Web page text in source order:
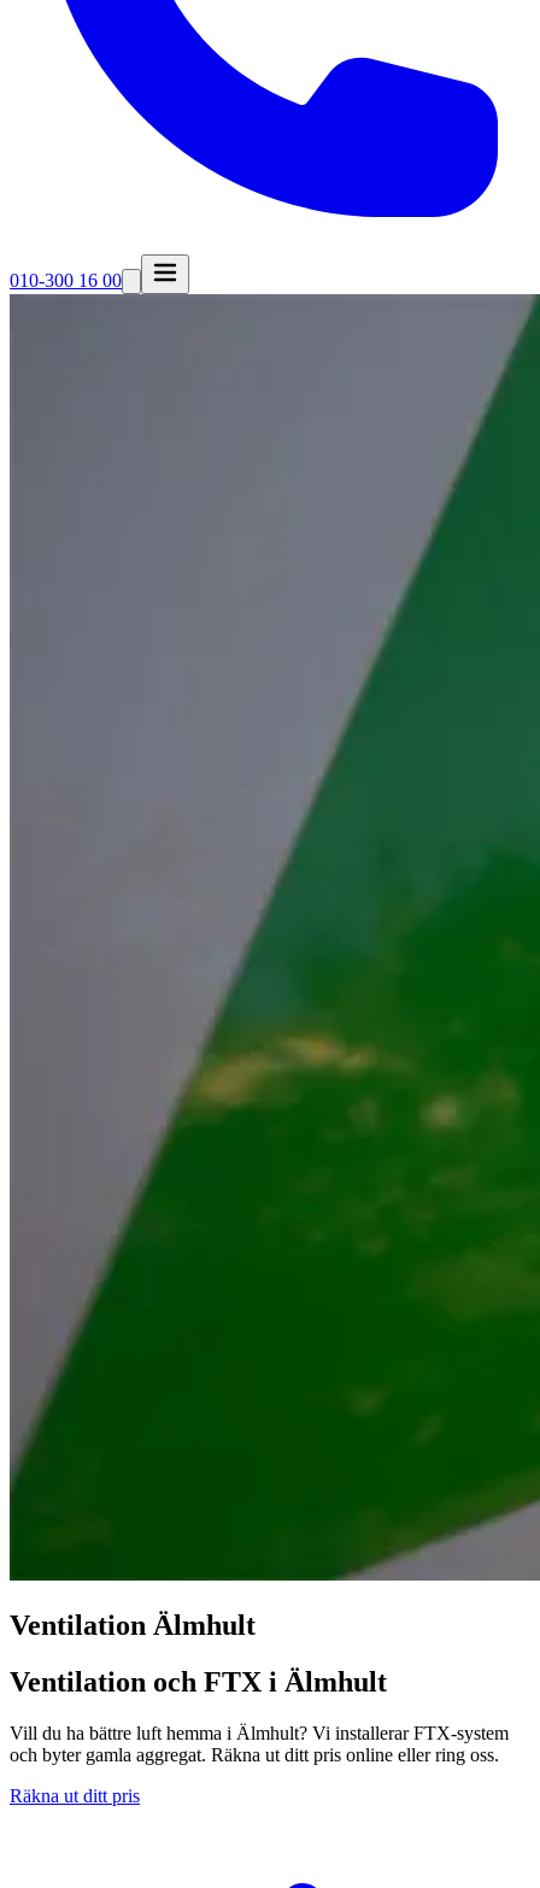
010-300 16 00
Ventilation Älmhult
Ventilation och FTX i Älmhult
Vill du ha bättre luft hemma i Älmhult? Vi installerar FTX-system
och byter gamla aggregat. Räkna ut ditt pris online eller ring oss.
Räkna ut ditt pris